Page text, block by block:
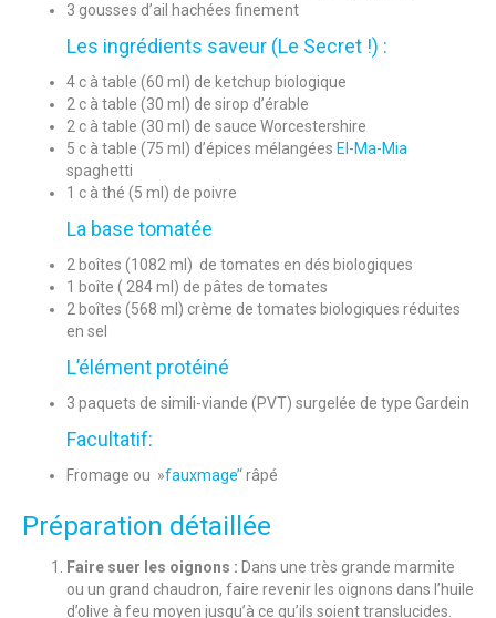
3 gousses d’ail hachées finement
Les ingrédients saveur (Le Secret !) :
4 c à table (60 ml) de ketchup biologique
2 c à table (30 ml) de sirop d’érable
2 c à table (30 ml) de sauce Worcestershire
5 c à table (75 ml) d’épices mélangées El-Ma-Mia
spaghetti
1 c à thé (5 ml) de poivre
La base tomatée
2 boîtes (1082 ml) de tomates en dés biologiques
1 boîte ( 284 ml) de pâtes de tomates
2 boîtes (568 ml) crème de tomates biologiques réduites
en sel
L’élément protéiné
3 paquets de simili-viande (PVT) surgelée de type Gardein
Facultatif:
Fromage ou »fauxmage’‘ râpé
Préparation détaillée
Faire suer les oignons : Dans une très grande marmite
ou un grand chaudron, faire revenir les oignons dans l’huile
d’olive à feu moyen jusqu’à ce qu’ils soient translucides.